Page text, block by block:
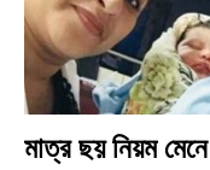
মাত্র ছয় নিয়ম